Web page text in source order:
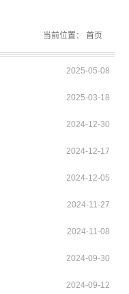
当前位置： 首页
2025-05-08
2025-03-18
2024-12-30
2024-12-17
2024-12-05
2024-11-27
2024-11-08
2024-09-30
2024-09-12